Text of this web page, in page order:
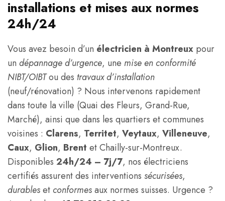
installations et mises aux normes
24h/24
Vous avez besoin d’un électricien à Montreux pour
un dépannage d’urgence, une mise en conformité
NIBT/OIBTou des travaux d’installation
(neuf/rénovation) ? Nous intervenons rapidement
dans toute la ville (Quai des Fleurs, Grand-Rue,
Marché), ainsi que dans les quartiers et communes
voisines : Clarens, Territet, Veytaux, Villeneuve,
Caux, Glion, Brent et Chailly-sur-Montreux.
Disponibles 24h/24 – 7j/7, nos électriciens
certifiés assurent des interventions sécurisées,
durablesetconformesaux normes suisses. Urgence ?